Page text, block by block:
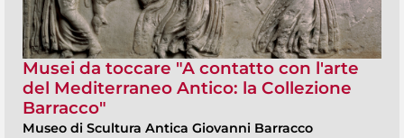
Musei da toccare "A contatto con l'arte
del Mediterraneo Antico: la Collezione
Barracco"
Museo di Scultura Antica Giovanni Barracco